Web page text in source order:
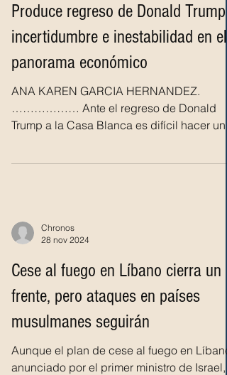
Produce regreso de Donald Trump
incertidumbre e inestabilidad en el
panorama económico
ANA KAREN GARCIA HERNANDEZ.
……………… Ante el regreso de Donald
Trump a la Casa Blanca es difícil hacer un
Chronos
28 nov 2024
Cese al fuego en Líbano cierra un
frente, pero ataques en países
musulmanes seguirán
Aunque el plan de cese al fuego en Líbano
anunciado por el primer ministro de Israel,